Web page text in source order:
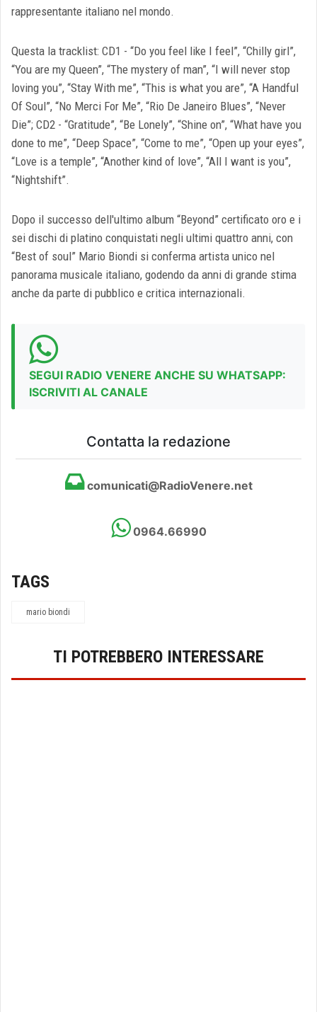
rappresentante italiano nel mondo.
Questa la tracklist: CD1 - “Do you feel like I feel”, “Chilly girl”,
“You are my Queen”, “The mystery of man”, “I will never stop
loving you”, “Stay With me”, “This is what you are”, “A Handful
Of Soul”, “No Merci For Me”, “Rio De Janeiro Blues”, “Never
Die”; CD2 - “Gratitude”, “Be Lonely”, “Shine on”, “What have you
done to me”, “Deep Space”, “Come to me”, “Open up your eyes”,
“Love is a temple”, “Another kind of love”, “All I want is you”,
“Nightshift”.
Dopo il successo dell'ultimo album “Beyond” certificato oro e i
sei dischi di platino conquistati negli ultimi quattro anni, con
“Best of soul” Mario Biondi si conferma artista unico nel
panorama musicale italiano, godendo da anni di grande stima
anche da parte di pubblico e critica internazionali.
SEGUI RADIO VENERE ANCHE SU WHATSAPP:
ISCRIVITI AL CANALE
Contatta la redazione
comunicati@RadioVenere.net
0964.66990
TAGS
mario biondi
TI POTREBBERO INTERESSARE